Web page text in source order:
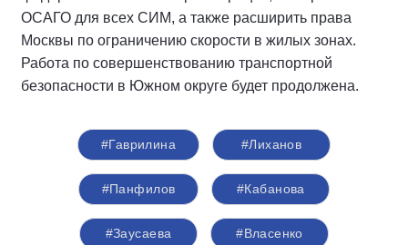
ОСАГО для всех СИМ, а также расширить права
Москвы по ограничению скорости в жилых зонах.
Работа по совершенствованию транспортной
безопасности в Южном округе будет продолжена.
#Гаврилина #Лиханов
#Панфилов #Кабанова
#Заусаева #Власенко